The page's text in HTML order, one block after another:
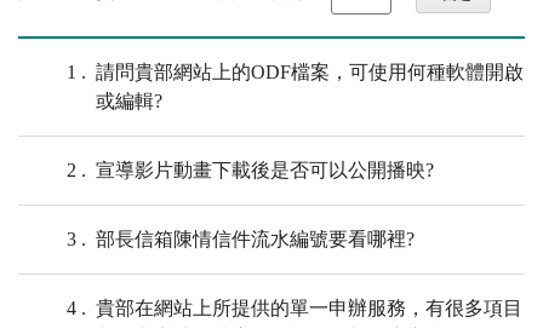
1
請問貴部網站上的ODF檔案，可使用何種軟體開啟
或編輯?
2 宣導影片動畫下載後是否可以公開播映?
3 部長信箱陳情信件流水編號要看哪裡?
4
貴部在網站上所提供的單一申辦服務，有很多項目